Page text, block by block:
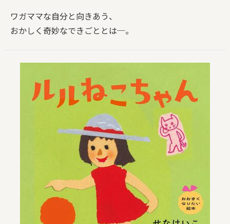
ワガママな自分と向きあう、
おかしく奇妙なできごととは─。